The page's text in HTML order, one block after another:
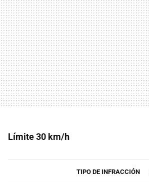
Límite 30 km/h
TIPO DE INFRACCIÓN